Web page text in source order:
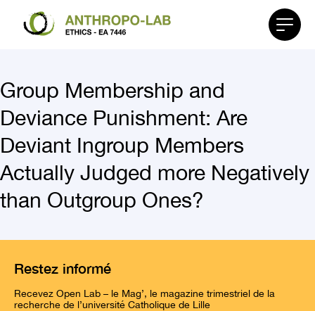
le
Group Membership and
Deviance Punishment: Are
Deviant Ingroup Members
Actually Judged more Negatively
than Outgroup Ones?
Restez informé
Recevez Open Lab – le Mag’, le magazine trimestriel de la
recherche de l’université Catholique de Lille